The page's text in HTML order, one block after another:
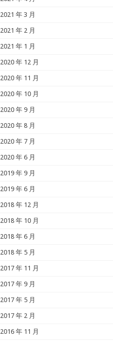
2021 年 3 月
2021 年 2 月
2021 年 1 月
2020 年 12 月
2020 年 11 月
2020 年 10 月
2020 年 9 月
2020 年 8 月
2020 年 7 月
2020 年 6 月
2019 年 9 月
2019 年 6 月
2018 年 12 月
2018 年 10 月
2018 年 6 月
2018 年 5 月
2017 年 11 月
2017 年 9 月
2017 年 5 月
2017 年 2 月
2016 年 11 月